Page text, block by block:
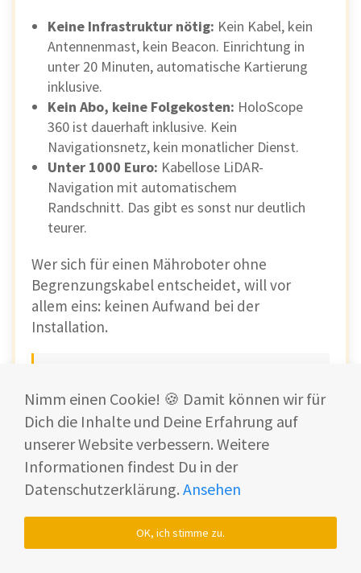
Keine Infrastruktur nötig: Kein Kabel, kein
Antennenmast, kein Beacon. Einrichtung in
unter 20 Minuten, automatische Kartierung
inklusive.
Kein Abo, keine Folgekosten: HoloScope
360 ist dauerhaft inklusive. Kein
Navigationsnetz, kein monatlicher Dienst.
Unter 1000 Euro: Kabellose LiDAR-
Navigation mit automatischem
Randschnitt. Das gibt es sonst nur deutlich
teurer.
Wer sich für einen Mähroboter ohne
Begrenzungskabel entscheidet, will vor
allem eins: keinen Aufwand bei der
Installation.
im Garten. Der GOAT O1200 macht
genau das möglich.
In unserem Test war die Einrichtung in
20 Minuten abgeschlossen.
Die automatische Kartierung hat die erste
Zone vollständig selbst erfasst. Kein
Nimm einen Cookie! 🍪 Damit können wir für
Dich die Inhalte und Deine Erfahrung auf
unserer Website verbessern. Weitere
Informationen findest Du in der
Datenschutzerklärung. Ansehen
OK, ich stimme zu.